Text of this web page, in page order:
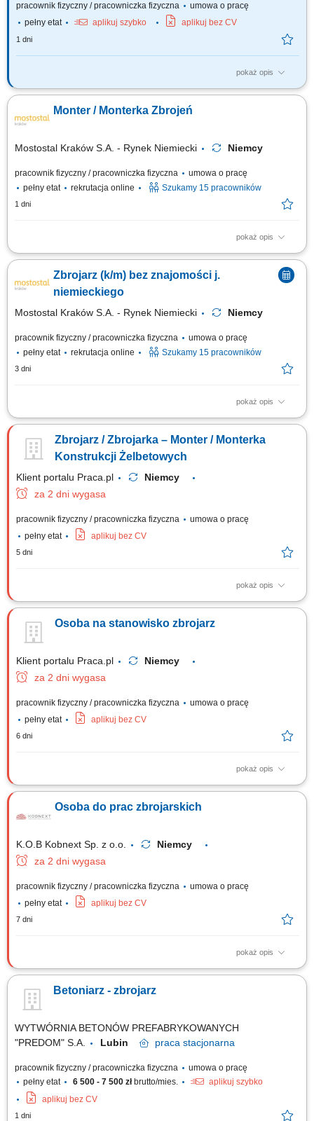
pracownik fizyczny / pracowniczka fizyczna
umowa o pracę
pełny etat
aplikuj szybko aplikuj bez CV
1 dni
pokaż opis
Twój zakres obowiązków: Udział w produkcji prefabrykatów betonowych;
prac betonowych zgodnie z wytycznymi; Pomoc przy budowie szalunków
i zbrojeniu; Zapewnienie standardów jakości i bezpieczeństwa pracy;
Monter / Monterka Zbrojeń
Mostostal Kraków S.A. - Rynek Niemiecki Niemcy
pracownik fizyczny / pracowniczka fizyczna
umowa o pracę
pełny etat
rekrutacja online Szukamy 15 pracowników
1 dni
pokaż opis
Opis stanowiska: Wykonywanie zbrojeń poprzez wiązanie elementów
zbrojeniowych zgodnie z dokumentacją techniczną. Kontrola jakości
wykonywanych elementów. Praca na hali produkcyjnej przy wytwarzaniu
Zbrojarz (k/m) bez znajomości j.
niemieckiego
Mostostal Kraków S.A. - Rynek Niemiecki Niemcy
pracownik fizyczny / pracowniczka fizyczna
umowa o pracę
pełny etat
rekrutacja online Szukamy 15 pracowników
3 dni
pokaż opis
Zakres obowiązków Wiązanie zbrojenia cęgami;
Zbrojarz / Zbrojarka – Monter / Monterka
Konstrukcji Żelbetowych
Klient portalu Praca.pl
Niemcy
za 2 dni wygasa
pracownik fizyczny / pracowniczka fizyczna
umowa o pracę
pełny etat
aplikuj bez CV
5 dni
pokaż opis
Układanie elementów ze stali zbrojeniowej w formach i deskowaniach
ciesielskich, w tym przy montażu i demontażu struktur drewnianych oraz
szalunków. Prowadzenie robót betoniarskich przy wznoszeniu obiektów
Osoba na stanowisko zbrojarz
Klient portalu Praca.pl
Niemcy
za 2 dni wygasa
pracownik fizyczny / pracowniczka fizyczna
umowa o pracę
pełny etat
aplikuj bez CV
6 dni
pokaż opis
Prefabrykacja, wiązanie oraz montaż stalowych szkieletów zbrojeniowych
bieżących zadaniach ciesielskich. Wykonywanie prostych, pomocniczych
robót fizycznych wspierających procesy budowlane.
Osoba do prac zbrojarskich
K.O.B Kobnext Sp. z o.o.
Niemcy
za 2 dni wygasa
pracownik fizyczny / pracowniczka fizyczna
umowa o pracę
pełny etat
aplikuj bez CV
7 dni
pokaż opis
Zakres obowiązków: Wykonywanie prac w zakresie montażu zbrojenia;
Betoniarz - zbrojarz
WYTWÓRNIA BETONÓW PREFABRYKOWANYCH
"PREDOM" S.A.
Lubin praca stacjonarna
pracownik fizyczny / pracowniczka fizyczna
umowa o pracę
pełny etat
6 500 - 7 500 złbrutto/mies.
aplikuj szybko
aplikuj bez CV
1 dni